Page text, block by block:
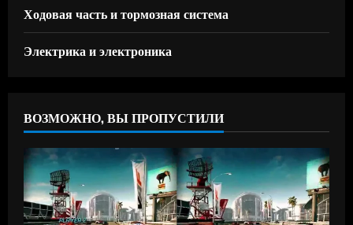
Ходовая часть и тормозная система
Электрика и электроника
ВОЗМОЖНО, ВЫ ПРОПУСТИЛИ